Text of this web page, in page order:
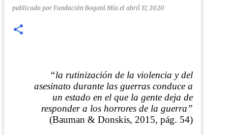
publicado por Fundación Bogotá Mía el abril 17, 2020
“la rutinización de la violencia y del
asesinato durante las guerras conduce a
un estado en el que la gente deja de
responder a los horrores de la guerra”
(Bauman & Donskis, 2015, pág. 54)